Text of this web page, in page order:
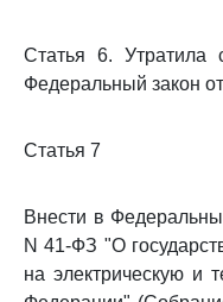
Статья 6.
Федеральный закон
Статья 7
Внести в
N 41-ФЗ "О
на электрическую и